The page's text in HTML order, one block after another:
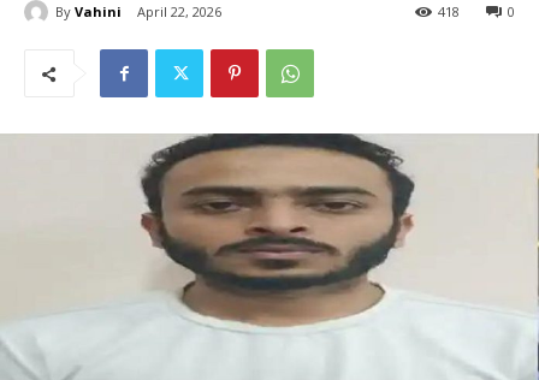
By Vahini April 22, 2026 0
418